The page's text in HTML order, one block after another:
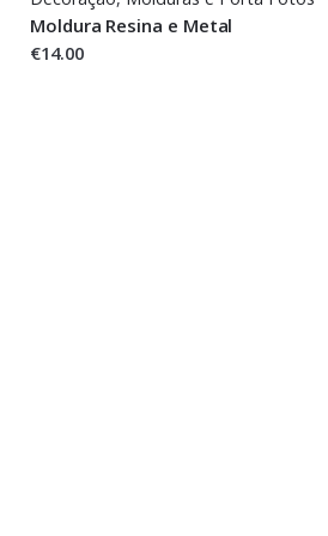
Moldura Resina e Metal
€14.00